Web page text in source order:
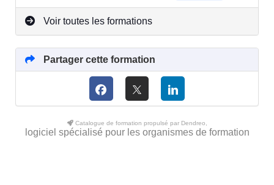
Voir toutes les formations
Partager cette formation
Catalogue de formation propulsé par Dendreo,
logiciel spécialisé pour les organismes de formation